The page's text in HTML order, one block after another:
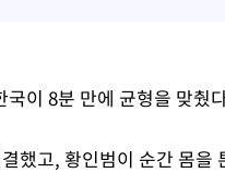
이 8분 만에 균형을 맞췄
했고, 황인범이 순간 몸을